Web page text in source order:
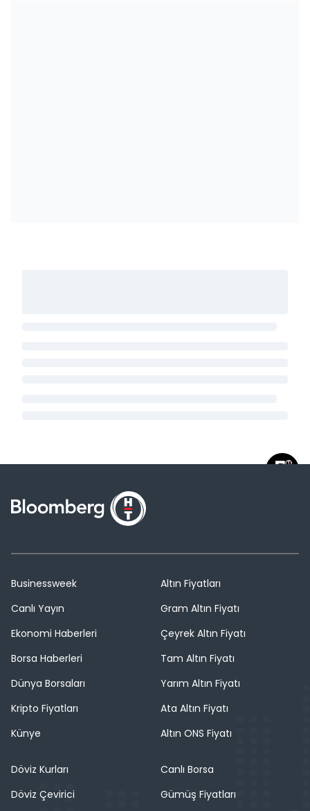
Businessweek
Canlı Yayın
Ekonomi Haberleri
Borsa Haberleri
Dünya Borsaları
Kripto Fiyatları
Künye
Altın Fiyatları
Gram Altın Fiyatı
Çeyrek Altın Fiyatı
Tam Altın Fiyatı
Yarım Altın Fiyatı
Ata Altın Fiyatı
Altın ONS Fiyatı
Döviz Kurları
Döviz Çevirici
Canlı Borsa
Gümüş Fiyatları